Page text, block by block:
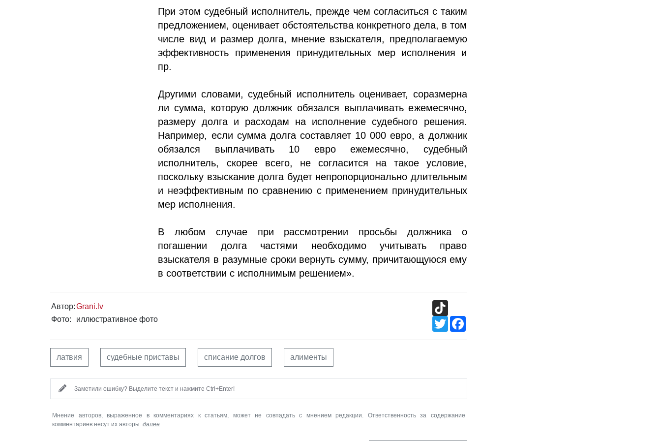
При этом судебный исполнитель, прежде чем согласиться с таким
предложением, оценивает обстоятельства конкретного дела, в том
числе вид и размер долга, мнение взыскателя, предполагаемую
эффективность применения принудительных мер исполнения и
пр.
Другими словами, судебный исполнитель оценивает, соразмерна
ли сумма, которую должник обязался выплачивать ежемесячно,
размеру долга и расходам на исполнение судебного решения.
Например, если сумма долга составляет 10 000 евро, а должник
обязался выплачивать 10 евро ежемесячно, судебный
исполнитель, скорее всего, не согласится на такое условие,
поскольку взыскание долга будет непропорционально длительным
и неэффективным по сравнению с применением принудительных
мер исполнения.
В любом случае при рассмотрении просьбы должника о
погашении долга частями необходимо учитывать право
взыскателя в разумные сроки вернуть сумму, причитающуюся ему
в соответствии с исполнимым решением».
Автор:Grani.lv
Фото:
иллюстративное фото
TikTok
TwitterFacebook
латвия судебные приставы списание долгов алименты
Заметили ошибку? Выделите текст и нажмите Ctrl+Enter!
Мнение авторов, выраженное в комментариях к статьям, может не совпадать с мнением редакции. Ответственность за содержание
комментариев несут их авторы. далее